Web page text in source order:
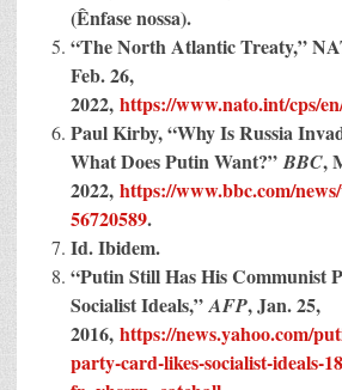
(Ênfase nossa).
“The North Atlantic Treaty,”
Feb. 26,
2022, https://www.nato.int/cps/
Paul Kirby, “Why Is Russia
What Does Putin Want?”BBC,
2022, https://www.bbc.com/
56720589.
Id. Ibidem.
“Putin Still Has His Communist
Socialist Ideals,”AFP, Jan. 25,
2016, https://news.yahoo.com/
party-card-likes-socialist-ideals-